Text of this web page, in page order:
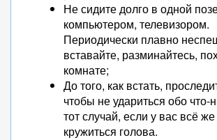
Не сидите долго в одной
компьютером, телевизором.
Периодически плавно
вставайте, разминайтесь,
комнате;
До того, как встать,
чтобы не удариться обо что-
тот случай, если у вас всё
кружиться голова.